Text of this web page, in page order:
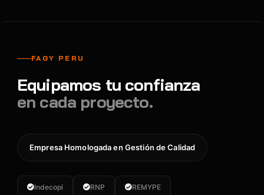
FAGY PERU
Equipamos tu confianza
en cada proyecto.
Empresa Homologada en Gestión de Calidad
Indecopi RNP REMYPE